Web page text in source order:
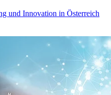
und Innovation in Österreich